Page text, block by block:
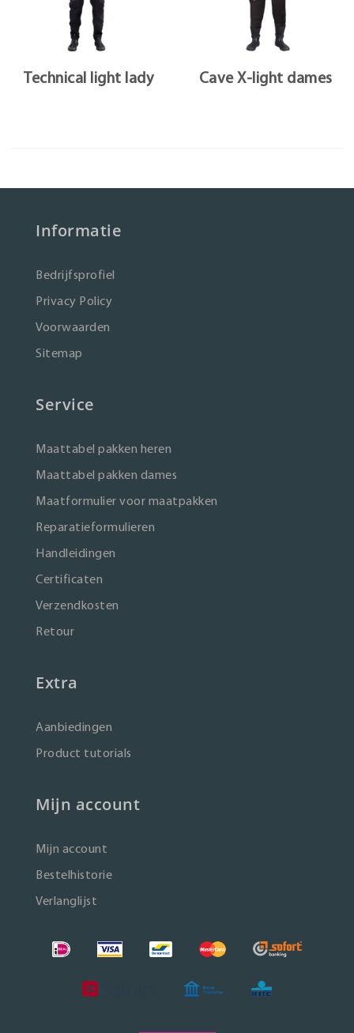
Technical light lady Cave X-light dames
Informatie
Bedrijfsprofiel
Privacy Policy
Voorwaarden
Sitemap
Service
Maattabel pakken heren
Maattabel pakken dames
Maatformulier voor maatpakken
Reparatieformulieren
Handleidingen
Certificaten
Verzendkosten
Retour
Extra
Aanbiedingen
Product tutorials
Mijn account
Mijn account
Bestelhistorie
Verlanglijst